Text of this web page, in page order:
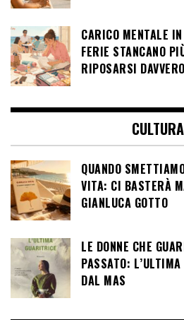
CARICO MENTALE
FERIE STANCANO
RIPOSARSI DAVVERO
CULTURA
QUANDO
VITA: CI BASTERÀ
GIANLUCA GOTTO
LE DONNE CHE
PASSATO:
DAL MAS